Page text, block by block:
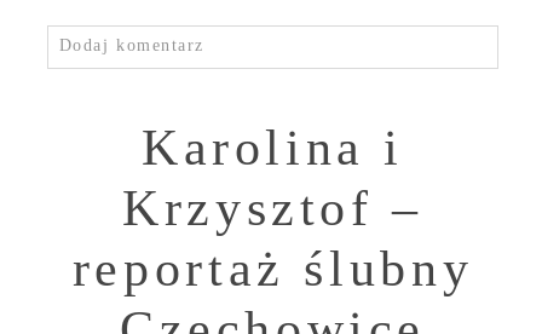
Dodaj komentarz
Karolina i
Krzysztof –
reportaż ślubny